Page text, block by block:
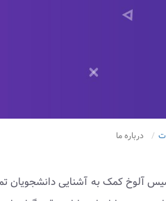
درباره ما
آلوخ کمک به آشنایی دانشجویان